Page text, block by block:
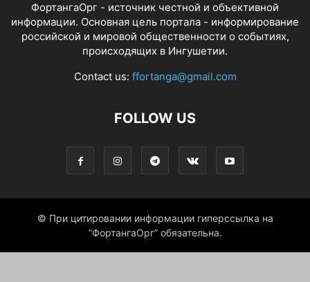
ФортангаОрг - источник честной и объективной
информации. Основная цель портала - информирование
российской и мировой общественности о событиях,
происходящих в Ингушетии.
Contact us: ffortanga@gmail.com
FOLLOW US
© При цитировании информации гиперссылка на
“ФортангаОрг” обязательна.